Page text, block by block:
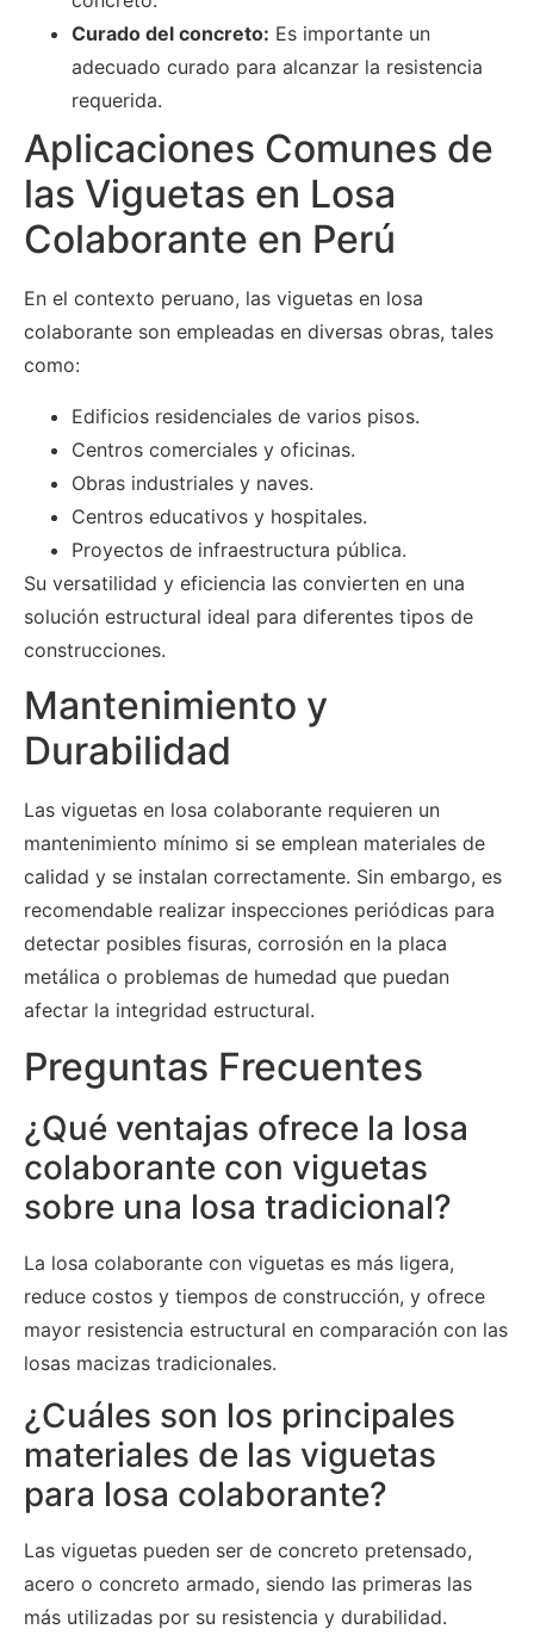
Curado del concreto: Es importante un
adecuado curado para alcanzar la resistencia
requerida.
Aplicaciones Comunes de
las Viguetas en Losa
Colaborante en Perú
En el contexto peruano, las viguetas en losa
colaborante son empleadas en diversas obras, tales
como:
Edificios residenciales de varios pisos.
Centros comerciales y oficinas.
Obras industriales y naves.
Centros educativos y hospitales.
Proyectos de infraestructura pública.
Su versatilidad y eficiencia las convierten en una
solución estructural ideal para diferentes tipos de
construcciones.
Mantenimiento y
Durabilidad
Las viguetas en losa colaborante requieren un
mantenimiento mínimo si se emplean materiales de
calidad y se instalan correctamente. Sin embargo, es
recomendable realizar inspecciones periódicas para
detectar posibles fisuras, corrosión en la placa
metálica o problemas de humedad que puedan
afectar la integridad estructural.
Preguntas Frecuentes
¿Qué ventajas ofrece la losa
colaborante con viguetas
sobre una losa tradicional?
La losa colaborante con viguetas es más ligera,
reduce costos y tiempos de construcción, y ofrece
mayor resistencia estructural en comparación con las
losas macizas tradicionales.
¿Cuáles son los principales
materiales de las viguetas
para losa colaborante?
Las viguetas pueden ser de concreto pretensado,
acero o concreto armado, siendo las primeras las
más utilizadas por su resistencia y durabilidad.